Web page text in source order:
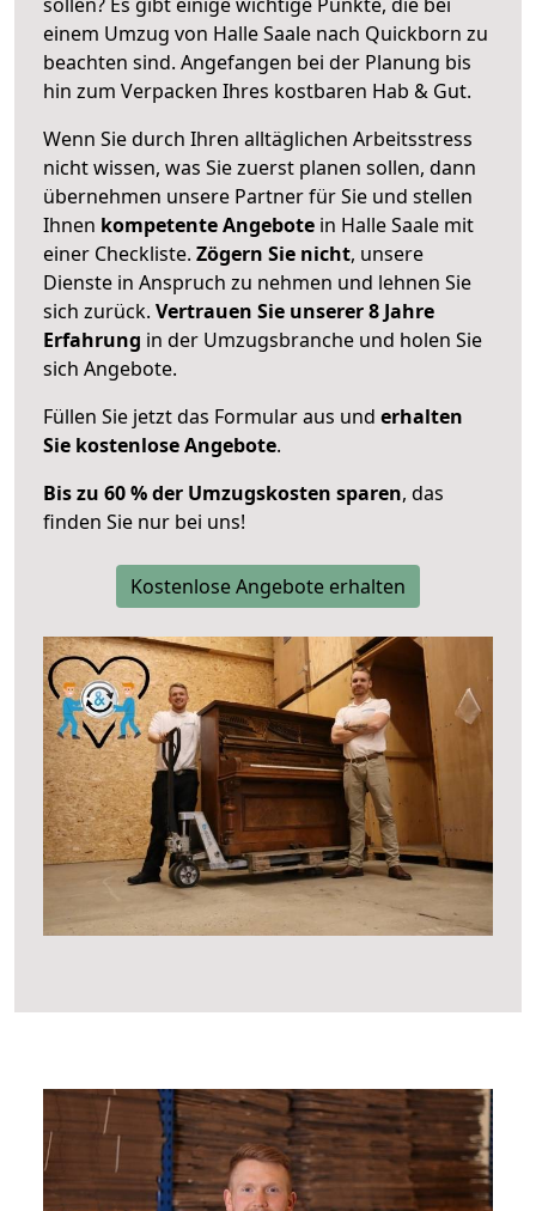
einem Umzug von Halle Saale nach Quickborn zu
beachten sind. Angefangen bei der Planung bis
hin zum Verpacken Ihres kostbaren Hab & Gut.
Wenn Sie durch Ihren alltäglichen Arbeitsstress
nicht wissen, was Sie zuerst planen sollen, dann
übernehmen unsere Partner für Sie und stellen
Ihnen kompetente Angebote in Halle Saale mit
einer Checkliste. Zögern Sie nicht, unsere
Dienste in Anspruch zu nehmen und lehnen Sie
sich zurück. Vertrauen Sie unserer 8 Jahre
Erfahrung in der Umzugsbranche und holen Sie
sich Angebote.
Füllen Sie jetzt das Formular aus und erhalten
Sie kostenlose Angebote.
Bis zu 60 % der Umzugskosten sparen, das
finden Sie nur bei uns!
Kostenlose Angebote erhalten